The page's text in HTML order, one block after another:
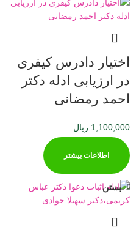
اختیار دادرس کیفری
در ارزیابی ادله دکتر
احمد رمضانی
1,100,000 ریال
اطلاعات بیشتر
بستن